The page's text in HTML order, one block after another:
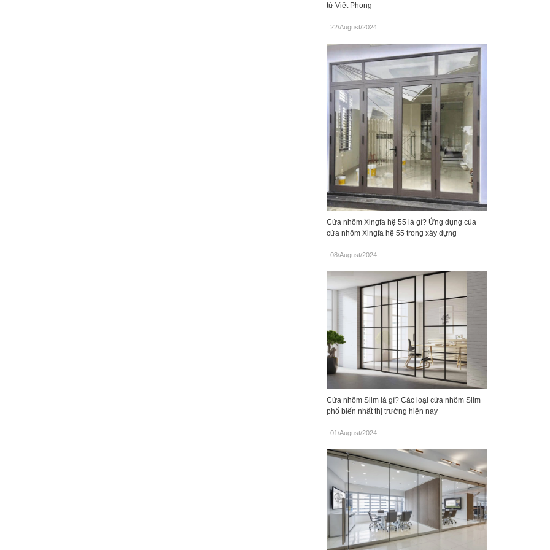
từ Việt Phong
22/August/2024.
Cửa nhôm Xingfa hệ 55 là gì? Ứng dụng của
cửa nhôm Xingfa hệ 55 trong xây dựng
08/August/2024.
Cửa nhôm Slim là gì? Các loại cửa nhôm Slim
phổ biến nhất thị trường hiện nay
01/August/2024.